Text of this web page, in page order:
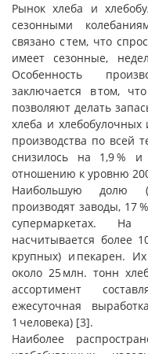
Рынок хлеба и
сезонными
связано с тем, что
имеет сезонные,
Особенность
заключается в том,
позволяют делать
хлеба и
производства по всей
снизилось на 1,9 %
отношению к уровню
Наибольшую долю
производят заводы, 17
супермаркетах. На
насчитывается более
крупных) и пекарен.
около 25 млн. тонн
ассортимент
ежесуточная
1 человека) [3].
Наиболее